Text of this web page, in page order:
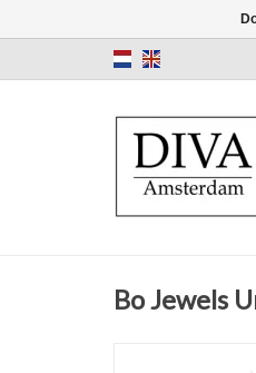
Bo Jewels